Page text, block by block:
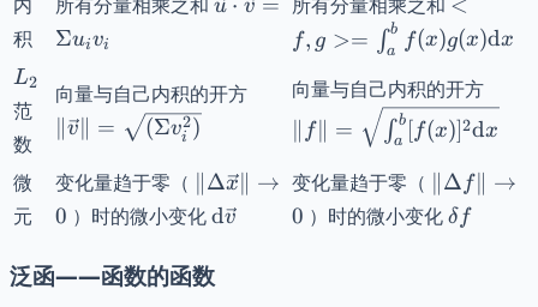
内
积
所有分量相乘之和
u_{i}v_{i}
u ⋅ v =
Σuivi
所有分量相乘之和 <
f, g >= ∫a
b
f(x)g(x)dx
L_{2}
L2
范
数
向量与自己内积的开方 \|\vec{v}\|=\sqrt{
(\Sigma v_{i}^2) }
v = (Σvi
2)
向量与自己内积的开方
}
f = ∫a
b [f(x)]2dx
微
元
变化量趋于零（ \|
\Delta
\vec{x}
\| \to 0
∥Δx
→
0 ）时的微小变化\mathrm{d}\vec{v}
dv
变化量趋于零（ \|
\Delta
f \|\to
∥Δ f
→
0 ）时的微小变化\delta
δ f
泛函——函数的函数